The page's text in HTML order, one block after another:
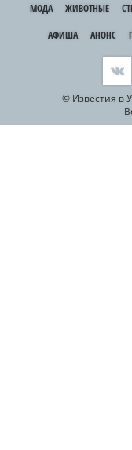
МОДА
ЖИВОТНЫЕ
АФИША
АНОНС
© Известия в